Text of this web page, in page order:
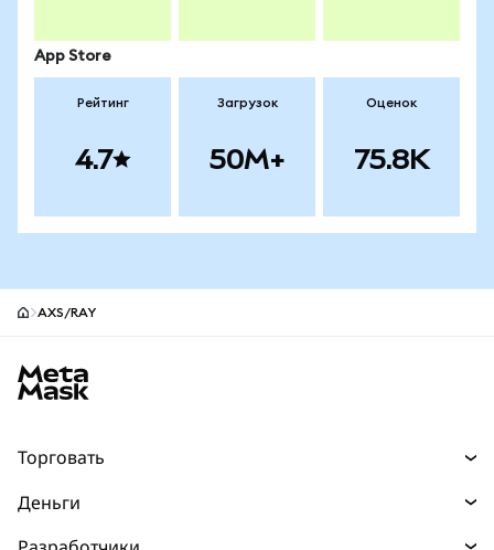
App Store
Рейтинг
4.7
Загрузок
50M+
Оценок
75.8K
AXS/RAY
Торговать
Деньги